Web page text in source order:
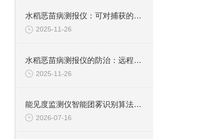
水稻恶苗病测报仪：可对捕获的病菌孢子进行拍摄，并选取优质图片上传
2025-11-26
水稻恶苗病测报仪的防治：远程自动捕捉恶苗病孢子信息，及时防治病害发生
2025-11-26
能见度监测仪智能团雾识别算法：多要素融合与动态阈值自适应技术解析
2026-07-16